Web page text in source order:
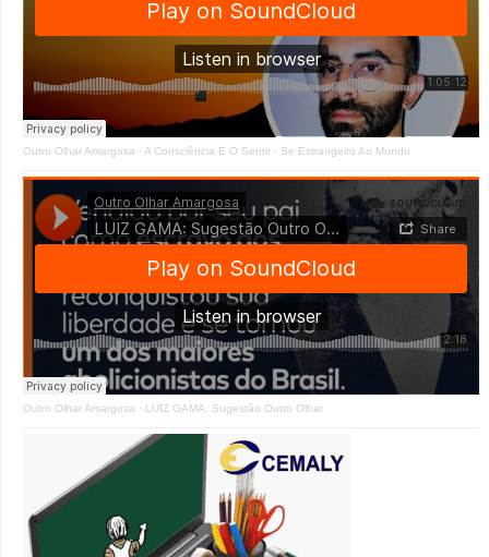
Outro Olhar Amargosa · A Consciência E O Sentir - Se Estrangeiro Ao Mundo
Outro Olhar Amargosa · LUIZ GAMA: Sugestão Outro Olhar